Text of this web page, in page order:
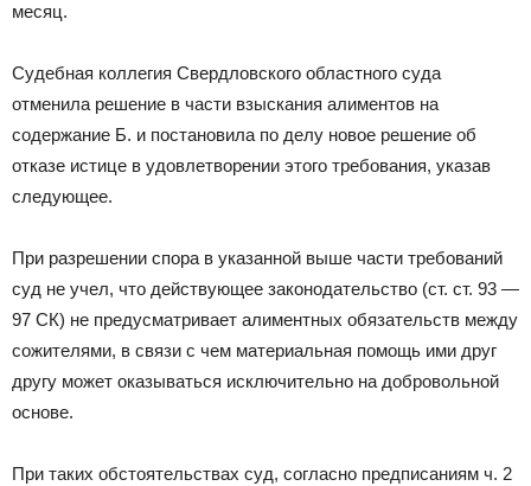
месяц.
Судебная коллегия Свердловского областного суда
отменила решение в части взыскания алиментов на
содержание Б. и постановила по делу новое решение об
отказе истице в удовлетворении этого требования, указав
следующее.
При разрешении спора в указанной выше части требований
суд не учел, что действующее законодательство (ст. ст. 93 —
97 СК) не предусматривает алиментных обязательств между
сожителями, в связи с чем материальная помощь ими друг
другу может оказываться исключительно на добровольной
основе.
При таких обстоятельствах суд, согласно предписаниям ч. 2